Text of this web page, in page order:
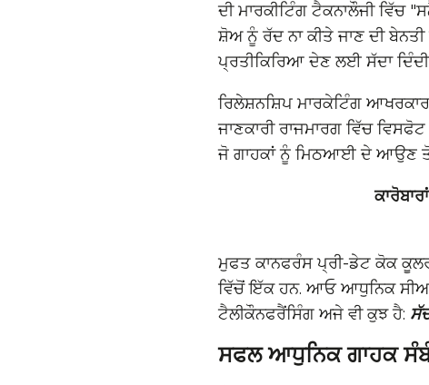
ਦੀ ਮਾਰਕੀਟਿੰਗ ਟੈਕਨਾਲੌਜੀ
ਸ਼ੋਅ ਨੂੰ ਰੱਦ ਨਾ ਕੀਤੇ ਜਾਣ ਦੀ
ਪ੍ਰਤੀਕਿਰਿਆ ਦੇਣ ਲਈ ਸੱਦਾ
ਰਿਲੇਸ਼ਨਸ਼ਿਪ ਮਾਰਕੇਟਿੰਗ
ਜਾਣਕਾਰੀ ਰਾਜਮਾਰਗ ਵਿੱਚ
ਜੋ ਗਾਹਕਾਂ ਨੂੰ ਮਿਠਆਈ ਦੇ ਆਉਣ ਤੋਂ
ਮੁਫਤ ਕਾਨਫਰੰਸ ਪ੍ਰੀ-ਡੇਟ ਕੋਕ
ਵਿੱਚੋਂ ਇੱਕ ਹਨ. ਆਓ ਆਧੁਨਿਕ
ਟੈਲੀਕੌਨਫਰੈਂਸਿੰਗ ਅਜੇ ਵੀ ਕੁਝ ਹੈ:
ਸਫਲ ਆਧੁਨਿਕ ਗਾਹਕ